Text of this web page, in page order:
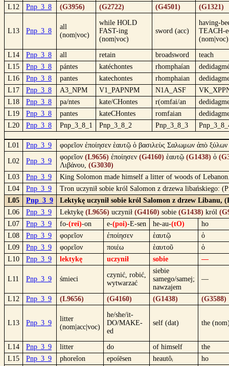
L12 Pnp_3_8 (G3956) (G2722) (G4501) (G1321)
L13 Pnp_3_8
all
(nom|voc)
while HOLD
FAST-ing
(nom|voc)
sword (acc)
having-
TEACH-
(nom|voc)
L14 Pnp_3_8 all retain broadsword
teach
L15
Pnp_3_8 pántes katéchontes rhomphaían
L16
Pnp_3_8 pantes katechontes rhomphaian
L17
Pnp_3_8 A3_NPM V1_PAPNPM N1A_ASF
L18
Pnp_3_8 pa/ntes kate/CHontes r(omfai/an
L19
Pnp_3_8 pantes kateCHontes romfaian
L20
Pnp_3_8 Pnp_3_8_1 Pnp_3_8_2 Pnp_3_8_3
L01 Pnp_3_9 φορεῖον ἐποίησεν ἑαυτῷ ὁ βασιλεὺς Σαλωμων ἀπὸ
L02 Pnp_3_9
φορεῖον (L9656) ἐποίησεν (G4160) ἑαυτῷ (G1438) ὁ
Λιβάνου, (G3030)
L03
Pnp_3_9
King Solomon made himself a litter of woods of
L04
Pnp_3_9
Tron uczynił sobie król Salomon z drzewa libańskiego:
L05
Pnp_3_9
Lektykę uczynił sobie król Salomon z drzew Libanu,
L06
Pnp_3_9 Lektykę (L9656) uczynił (G4160) sobie (G1438) król
L07
Pnp_3_9 fo-(rei)-on e-(poi)-E-sen he-au-(tO)
ho
L08
Pnp_3_9 φορεῖον ἐποίησεν ἑαυτῷ
ὁ
L09
Pnp_3_9 φορεῖον ποιέω ἑαυτοῦ
ὁ
L10
Pnp_3_9 lektykę uczynił sobie —
L11 Pnp_3_9 śmieci
czynić, robić,
wytwarzać
siebie
samego/samej;
nawzajem
—
L12 Pnp_3_9 (L9656) (G4160) (G1438) (G3588)
L13 Pnp_3_9
litter
(nom|acc|voc)
he/she/it-
DO/MAKE-
ed
self (dat) the
L14 Pnp_3_9 litter do of himself
the
L15
Pnp_3_9 phoreîon epoíēsen heautôᵢ
ho